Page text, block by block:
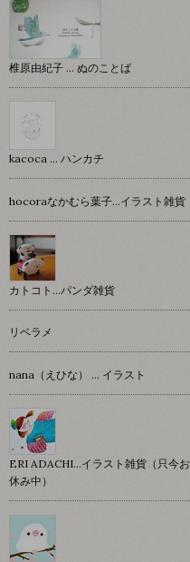
椎原由紀子 ... ぬのことば
kacoca ... ハンカチ
hocoraなかむら葉子…イラスト雑貨
カトコト…パンダ雑貨
リベラメ
nana（えひな） … イラスト
ERI ADACHI...イラスト雑貨（只今お
休み中）